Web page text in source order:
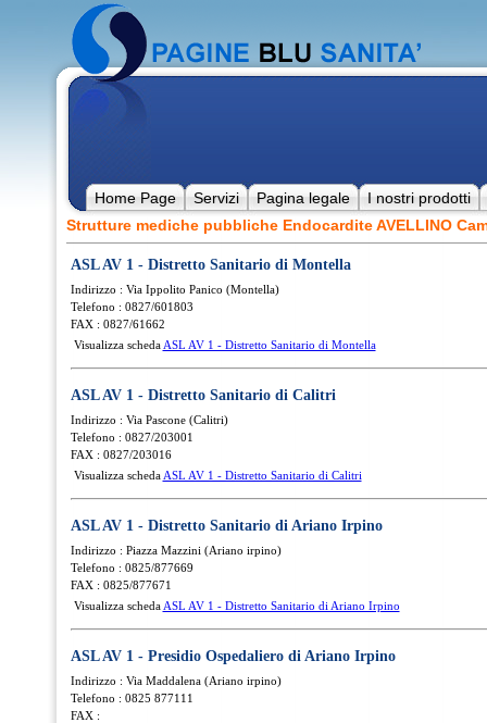
Home Page Servizi Pagina legale
I nostri prodotti
Strutture mediche pubbliche Endocardite AVELLINO
ASL AV 1 - Distretto Sanitario di Montella
Indirizzo : Via Ippolito Panico (Montella)
Telefono : 0827/601803
FAX : 0827/61662
Visualizza scheda ASL AV 1 - Distretto Sanitario di Montella
ASL AV 1 - Distretto Sanitario di Calitri
Indirizzo : Via Pascone (Calitri)
Telefono : 0827/203001
FAX : 0827/203016
Visualizza scheda ASL AV 1 - Distretto Sanitario di Calitri
ASL AV 1 - Distretto Sanitario di Ariano Irpino
Indirizzo : Piazza Mazzini (Ariano irpino)
Telefono : 0825/877669
FAX : 0825/877671
Visualizza scheda ASL AV 1 - Distretto Sanitario di Ariano Irpino
ASL AV 1 - Presidio Ospedaliero di Ariano Irpino
Indirizzo : Via Maddalena (Ariano irpino)
Telefono : 0825 877111
FAX :